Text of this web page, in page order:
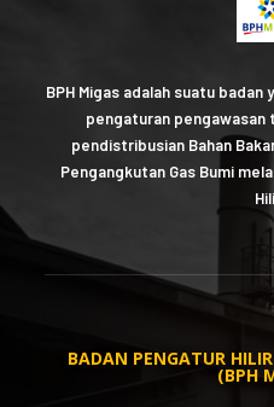
BPH Migas adalah suatu
pengaturan pengawasan
pendistribusian Bahan
Pengangkutan Gas Bumi
BADAN PENGATUR
(BPH